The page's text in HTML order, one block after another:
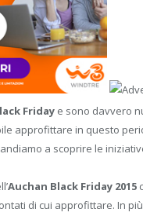
Friday e sono davvero
approfittare in questo
a scoprire le
Auchan Black Friday 2015
di cui approfittare. In